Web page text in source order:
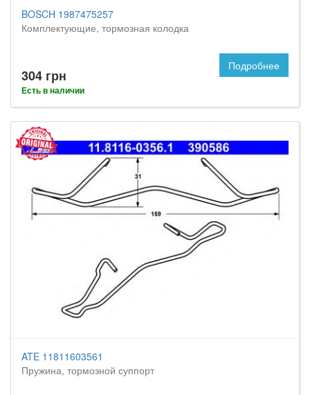
BOSCH 1987475257
Комплектующие, тормозная колодка
304 грн
Есть в наличии
Подробнее
ATE 11811603561
Пружина, тормозной суппорт